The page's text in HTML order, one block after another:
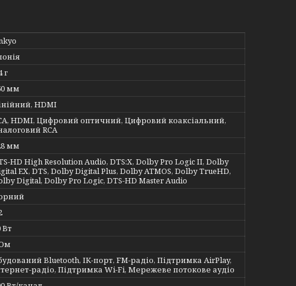
г
мм
HDMI
HDMI, Цифровий оптичний, Цифровий коаксіальний,
RCA
мм
HD High Resolution Audio, DTS:X, Dolby Pro Logic II, Dolby
EX, DTS, Dolby Digital Plus, Dolby ATMOS, Dolby TrueHD,
Digital, Dolby Pro Logic, DTS-HD Master Audio
Вт
Bluetooth, ІК-порт, FM-радіо, Підтримка AirPlay,
радіо, Підтримка Wi-Fi, Мережеве потокове аудіо